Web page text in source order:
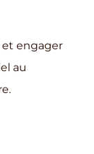
et engager
au